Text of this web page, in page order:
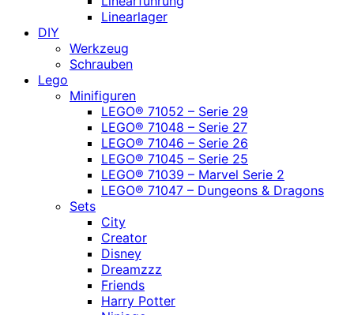
Linearlager
DIY
Werkzeug
Schrauben
Lego
Minifiguren
LEGO® 71052 – Serie 29
LEGO® 71048 – Serie 27
LEGO® 71046 – Serie 26
LEGO® 71045 – Serie 25
LEGO® 71039 – Marvel Serie 2
LEGO® 71047 – Dungeons & Dragons
Sets
City
Creator
Disney
Dreamzzz
Friends
Harry Potter